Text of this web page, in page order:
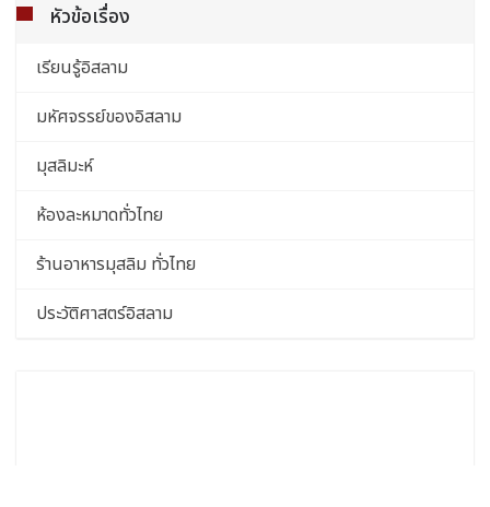
หัวข้อเรื่อง
เรียนรู้อิสลาม
มหัศจรรย์ของอิสลาม
มุสลิมะห์
ห้องละหมาดทั่วไทย
ร้านอาหารมุสลิม ทั่วไทย
ประวัติศาสตร์อิสลาม